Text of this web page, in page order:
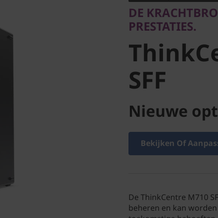
SFF
DE
PRESTATIES.
SFF
Nieuwe
Bekijken Of
De ThinkCentre M710
beheren en kan